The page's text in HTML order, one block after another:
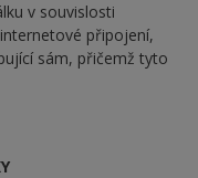
v souvislosti
připojení,
sám, přičemž tyto